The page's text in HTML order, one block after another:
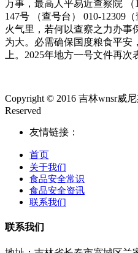
万事，最高人平易近查察院
147号 （查号台） 010-12309
火气里，若何以查察之力办事
为大。必需确保国度粮食平安
上。2025年地方一号文件再次
Copyright © 2016 吉林wnsr威
Reserved
友情链接：
首页
关于我们
食品安全常识
食品安全资讯
联系我们
联系我们